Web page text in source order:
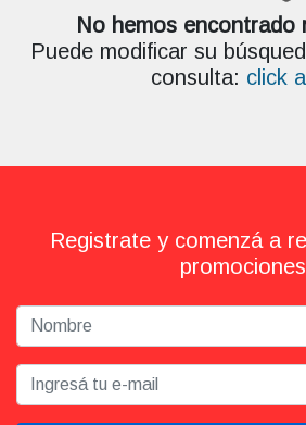
No hemos encontrado
Puede modificar su
consulta: click
Registrate y comenzá a
promociones